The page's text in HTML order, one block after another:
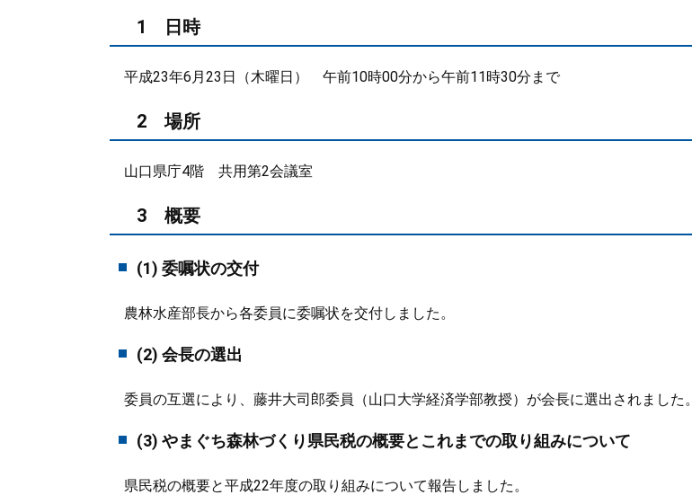
1 日時
平成23年6月23日（木曜日） 午前10時00分から午前11時30分まで
2 場所
山口県庁4階 共用第2会議室
3 概要
(1) 委嘱状の交付
農林水産部長から各委員に委嘱状を交付しました。
(2) 会長の選出
委員の互選により、藤井大司郎委員（山口大学経済学部教授）が会長に選出されました。
(3) やまぐち森林づくり県民税の概要とこれまでの取り組みについて
県民税の概要と平成22年度の取り組みについて報告しました。